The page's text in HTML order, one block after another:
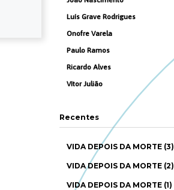
Luís Grave Rodrigues
Onofre Varela
Paulo Ramos
Ricardo Alves
Vítor Julião
Recentes
VIDA DEPOIS DA MORTE (3)
VIDA DEPOIS DA MORTE (2)
VIDA DEPOIS DA MORTE (1)